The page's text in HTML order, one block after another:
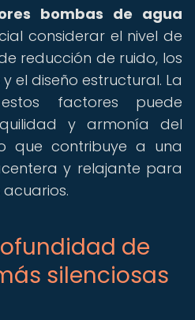
bombas de agua
considerar el nivel de
reducción de ruido, los
el diseño estructural. La
factores puede
y armonía del
que contribuye a una
y relajante para
de
silenciosas